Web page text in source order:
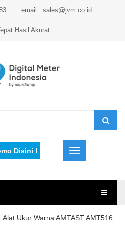
email : sales@jvm.co.id
Hasil Akurat
Disini !
Alat Ukur Warna AMTAST AMT516